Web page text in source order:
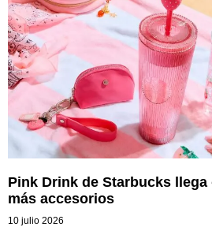
Pink Drink de Starbucks
más accesorios
10 julio 2026